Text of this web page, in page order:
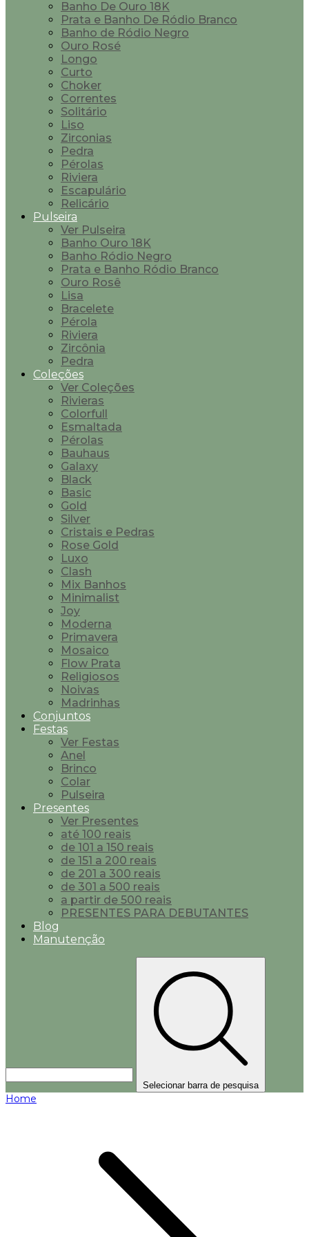
Banho De Ouro 18K
Prata e Banho De Ródio Branco
Banho de Ródio Negro
Ouro Rosé
Longo
Curto
Choker
Correntes
Solitário
Liso
Zirconias
Pedra
Pérolas
Riviera
Escapulário
Relicário
Pulseira
Ver Pulseira
Banho Ouro 18K
Banho Ródio Negro
Prata e Banho Ródio Branco
Ouro Rosê
Lisa
Bracelete
Pérola
Riviera
Zircônia
Pedra
Coleções
Ver Coleções
Rivieras
Colorfull
Esmaltada
Pérolas
Bauhaus
Galaxy
Black
Basic
Gold
Silver
Cristais e Pedras
Rose Gold
Luxo
Clash
Mix Banhos
Minimalist
Joy
Moderna
Primavera
Mosaico
Flow Prata
Religiosos
Noivas
Madrinhas
Conjuntos
Festas
Ver Festas
Anel
Brinco
Colar
Pulseira
Presentes
Ver Presentes
até 100 reais
de 101 a 150 reais
de 151 a 200 reais
de 201 a 300 reais
de 301 a 500 reais
a partir de 500 reais
PRESENTES PARA DEBUTANTES
Blog
Manutenção
Selecionar barra de pesquisa
Home